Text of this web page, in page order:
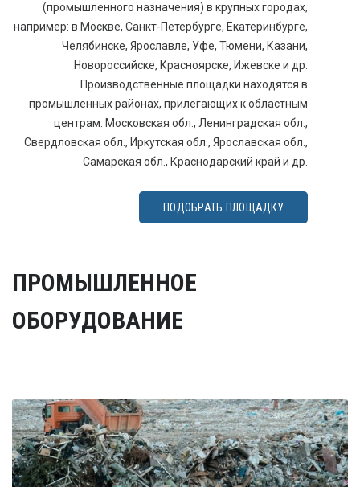
ПОДОБРАТЬ ПЛОЩАДКУ
ПРОМЫШЛЕННОЕ
ОБОРУДОВАНИЕ
(промышленного назначения) в крупных городах,
например: в Москве, Санкт-Петербурге, Екатеринбурге,
Челябинске, Ярославле, Уфе, Тюмени, Казани,
Новороссийске, Красноярске, Ижевске и др.
Производственные площадки находятся в
промышленных районах, прилегающих к областным
центрам: Московская обл., Ленинградская обл.,
Свердловская обл., Иркутская обл., Ярославская обл.,
Самарская обл., Краснодарский край и др.